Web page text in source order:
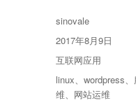
作
者
sinovale
发
布
于
2017年8月9日
分
类
互联网应用
标
签
linux、wordpress、
维、 网站运维